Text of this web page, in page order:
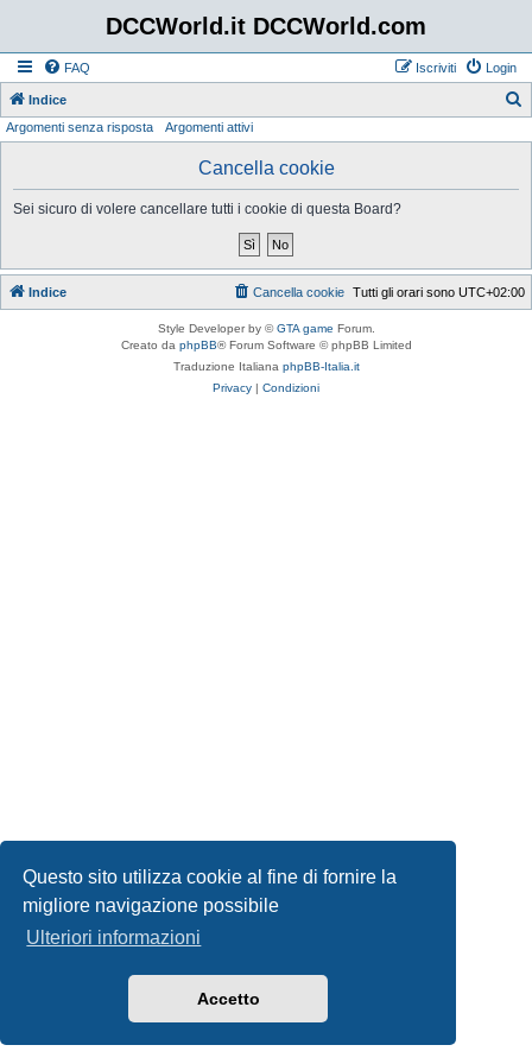
Questo sito utilizza cookie al fine di fornire la
migliore navigazione possibile
Ulteriori informazioni
Accetto
DCCWorld.it DCCWorld.com
FAQ Login
Iscriviti
Indice
Argomenti senza risposta Argomenti attivi
Cancella cookie
Sei sicuro di volere cancellare tutti i cookie di questa Board?
Indice Tutti gli orari sono UTC+02:00
Cancella cookie
Style Developer by ©GTA game Forum.
Creato da phpBB® Forum Software © phpBB Limited
Traduzione Italiana phpBB-Italia.it
Privacy | Condizioni